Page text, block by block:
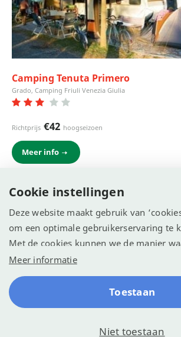
Camping Tenuta Primero
Grado, Camping Friuli Venezia Giulia
Richtprijs €42 hoogseizoen
Meer info
Alle Gezinscampings geschikt voor
© Recreatie Media 2026
Cookie-instellingen
Algemene voorwaarden
Cookie instellingen
Deze website maakt gebruik van
om een optimale gebruikerservaring te
Met de cookies kunnen we de manier
wordt gebruikt vastleggen en
hiermee de website optimaliseren voor
ervaring.
Meer informatie
Toestaan
Niet toestaan